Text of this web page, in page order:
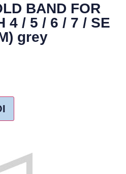
BAND FOR
4 / 5 / 6 / 7 / SE
grey